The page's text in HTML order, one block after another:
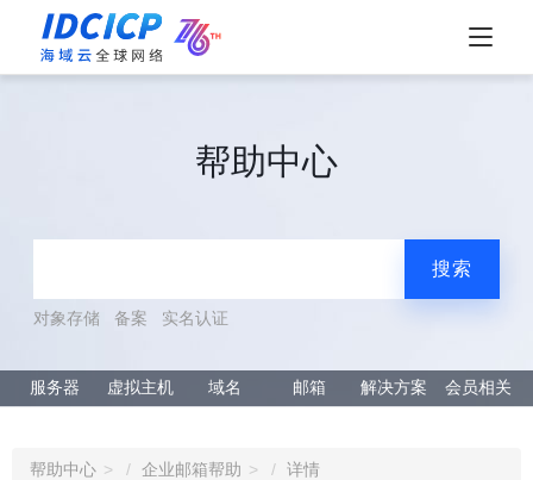
帮助中心
搜索
对象存储 备案 实名认证
服务器 虚拟主机 域名 邮箱 解决方案 会员相关
帮助中心 企业邮箱帮助 详情